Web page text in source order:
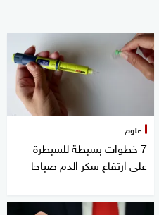
علوم
7 خطوات بسيطة للسيطرة
على ارتفاع سكر الدم صباحا